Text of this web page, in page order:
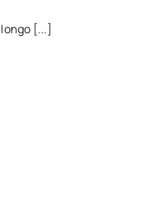
[...]